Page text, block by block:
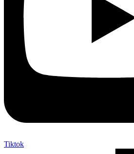
Tiktok